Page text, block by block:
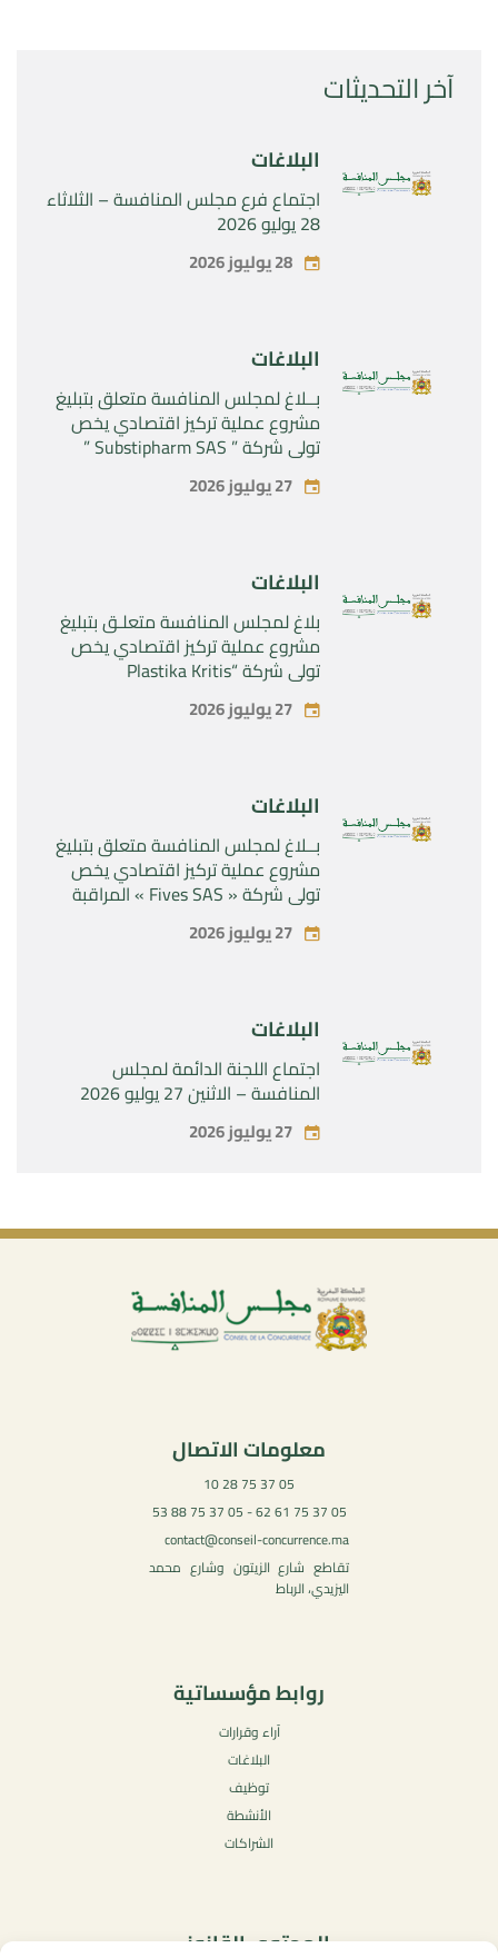
آخر التحديثات
البلاغات
اجتماع فرع مجلس المنافسة – الثلاثاء
28 يوليو 2026
28 يوليوز 2026
البلاغات
بــلاغ لمجلس المنافسة متعلق بتبليغ
مشروع عملية تركيز اقتصادي يخص
تولي شركة ” Substipharm SAS ”
المراقبة الحصرية للأصول والحقوق
المتعلقة بالمنتجين الصيدلانيين”
27 يوليوز 2026
البلاغات
بلاغ لمجلس المنافسة متعلـق بتبليغ
مشروع عملية تركيز اقتصادي يخص
تولي شركة “Plastika Kritis
SA”المراقبة الحصرية لشركة
“Naturplas Industrial SARL” 27 يوليوز 2026
البلاغات
بــلاغ لمجلس المنافسة متعلق بتبليغ
مشروع عملية تركيز اقتصادي يخص
تولي شركة « Fives SAS » المراقبة
SAS »27 يوليوز 2026
البلاغات
اجتماع اللجنة الدائمة لمجلس
المنافسة – الاثنين 27 يوليو 2026
27 يوليوز 2026
معلومات الاتصال
05 37 75 28 10
05 37 75 61 62 - 05 37 75 88 53
contact@conseil-concurrence.ma
تقاطع شارع الزيتون وشارع محمد
اليزيدي، الرباط
روابط مؤسساتية
آراء وقرارات
البلاغات
توظيف
الأنشطة
الشراكات
المحتوى القانوني